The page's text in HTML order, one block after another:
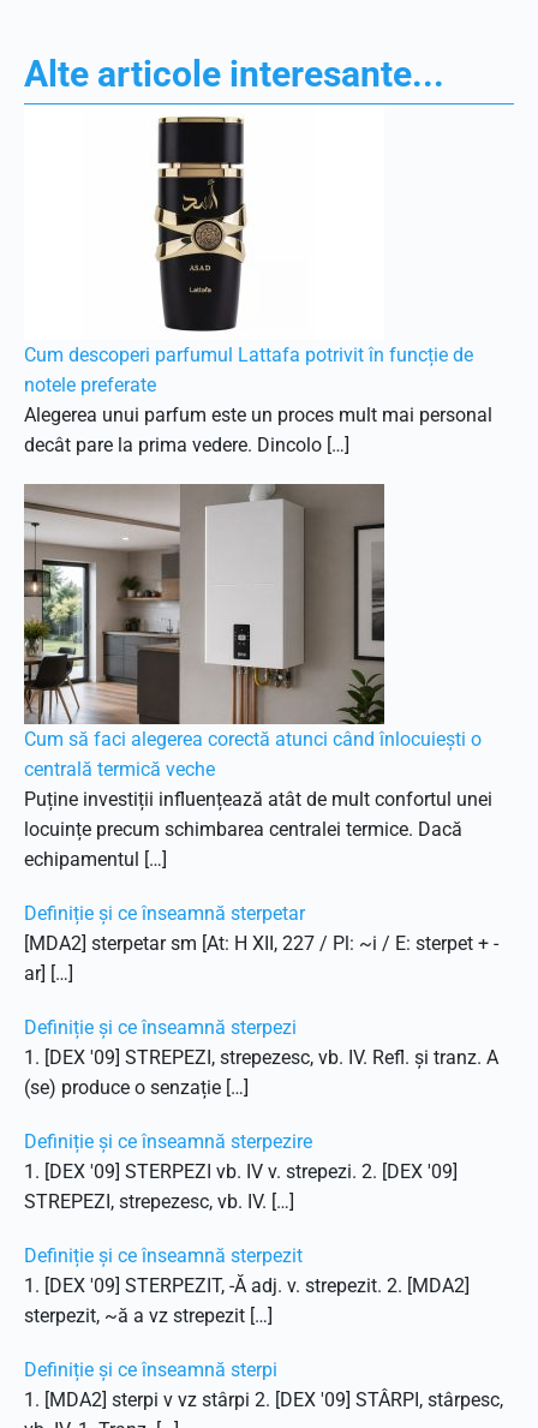
Alte articole interesante...
Cum descoperi parfumul Lattafa potrivit în funcție de
notele preferate
Alegerea unui parfum este un proces mult mai personal
decât pare la prima vedere. Dincolo […]
Cum să faci alegerea corectă atunci când înlocuiești o
centrală termică veche
Puține investiții influențează atât de mult confortul unei
locuințe precum schimbarea centralei termice. Dacă
echipamentul […]
Definiție și ce înseamnă sterpetar
[MDA2] sterpetar sm [At: H XII, 227 / Pl: ~i / E: sterpet + -
ar] […]
Definiție și ce înseamnă sterpezi
1. [DEX '09] STREPEZI, strepezesc, vb. IV. Refl. și tranz. A
(se) produce o senzație […]
Definiție și ce înseamnă sterpezire
1. [DEX '09] STERPEZI vb. IV v. strepezi. 2. [DEX '09]
STREPEZI, strepezesc, vb. IV. […]
Definiție și ce înseamnă sterpezit
1. [DEX '09] STERPEZIT, -Ă adj. v. strepezit. 2. [MDA2]
sterpezit, ~ă a vz strepezit […]
Definiție și ce înseamnă sterpi
1. [MDA2] sterpi v vz stârpi 2. [DEX '09] STÂRPI, stârpesc,